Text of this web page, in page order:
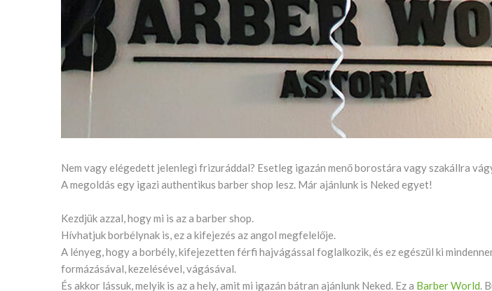
Nem vagy elégedett jelenlegi frizuráddal? Esetleg igazán menő borostára vagy szakállra
A megoldás egy igazi authentikus barber shop lesz. Már ajánlunk is Neked egyet!
Kezdjük azzal, hogy mi is az a barber shop.
Hívhatjuk borbélynak is, ez a kifejezés az angol megfelelője.
A lényeg, hogy a borbély, kifejezetten férfi hajvágással foglalkozik, és ez egészül ki
formázásával, kezelésével, vágásával.
És akkor lássuk, melyik is az a hely, amit mi igazán bátran ajánlunk Neked. Ez a Barber World.